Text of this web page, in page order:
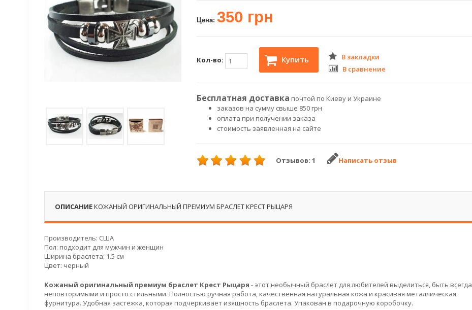
Цена: 350 грн
Кол-во: Купить
В закладки
В сравнение
Бесплатная доставка почтой по Киеву и Украине
заказов на сумму свыше 850 грн
оплата при получении заказа
стоимость заявленная на сайте
Отзывов: 1 Написать отзыв
ОПИСАНИЕКОЖАНЫЙ ОРИГИНАЛЬНЫЙ ПРЕМИУМ БРАСЛЕТ КРЕСТ РЫЦАРЯ
Производитель: США
Пол: подходит для мужчин и женщин
Ширина браслета: 1.5 см
Цвет: черный
Кожаный оригинальный премиум браслет Крест Рыцаря - этот необычный браслет для любителей выделиться, быть всегда
неповторимыми и просто стильными. Полностью ручная работа, качественная натуральная кожа и красивая металлическая
фурнитура. Удобная застежка, которая подчеркивает изящность браслета. Упакован в подарочную коробочку.